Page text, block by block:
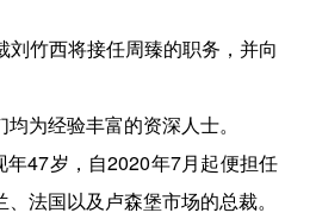
竹西将接任周臻的职务，并向
为经验丰富的资深人士。
47岁，自2020年7月起便担任
法国以及卢森堡市场的总裁。